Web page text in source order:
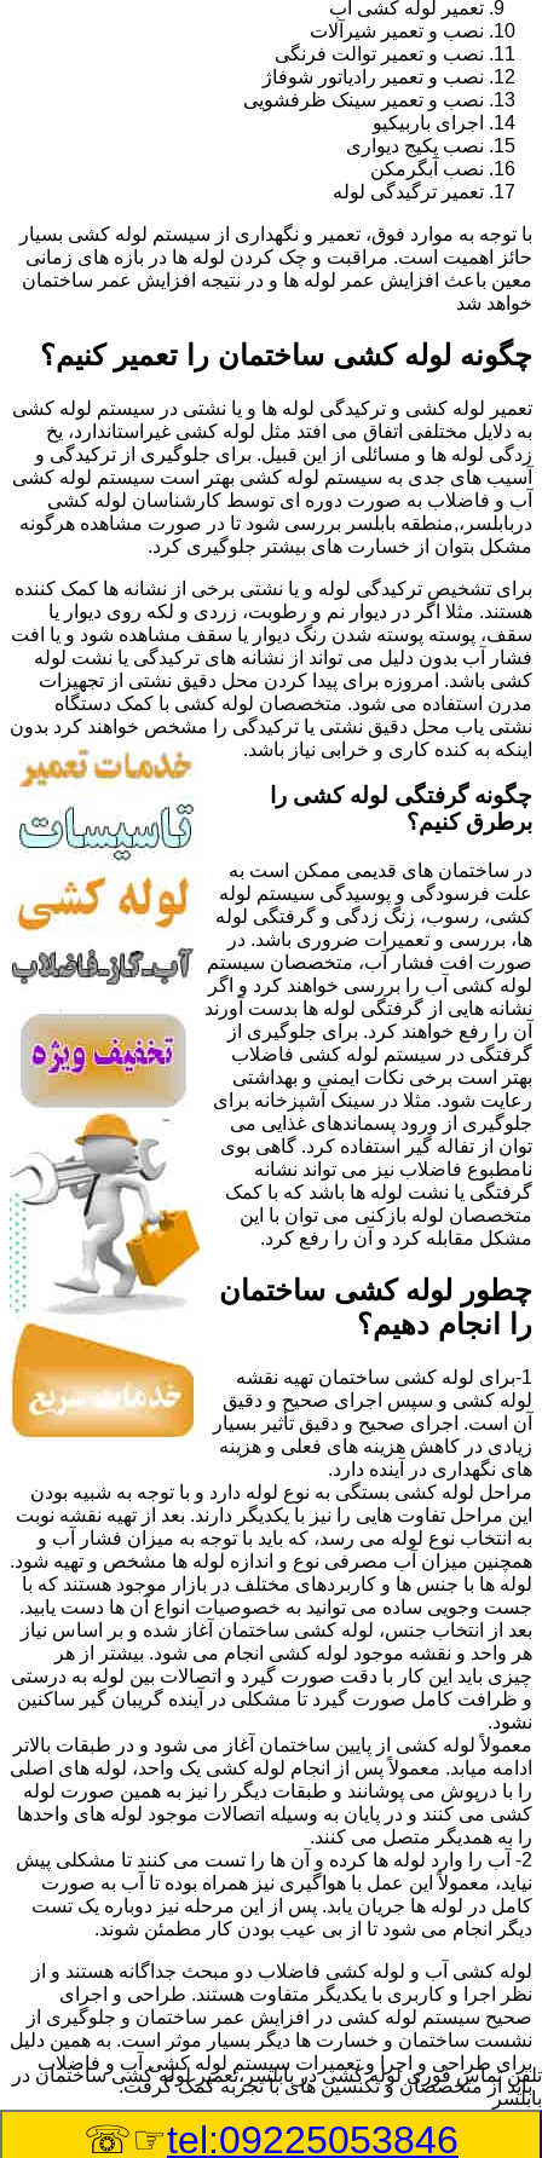
تعمیر لوله کشی آب
نصب و تعمیر شیرآلات
نصب و تعمیر توالت فرنگی
نصب و تعمیر رادیاتور شوفاژ
نصب و تعمیر سینک ظرفشویی
اجرای باربیکیو
نصب پکیج دیواری
نصب آبگرمکن
تعمیر ترگیدگی لوله
با توجه به موارد فوق، تعمیر و نگهداری از سیستم لوله کشی بسیار
حائز اهمیت است. مراقبت و چک کردن لوله ها در بازه های زمانی
معین باعث افزایش عمر لوله ها و در نتیجه افزایش عمر ساختمان
خواهد شد
چگونه لوله کشی ساختمان را تعمیر کنیم؟
تعمیر لوله کشی و ترکیدگی لوله ها و یا نشتی در سیستم لوله کشی
به دلایل مختلفی اتفاق می افتد مثل لوله کشی غیراستاندارد، یخ
زدگی لوله ها و مسائلی از این قبیل. برای جلوگیری از ترکیدگی و
آسیب های جدی به سیستم لوله کشی بهتر است سیستم لوله کشی
آب و فاضلاب به صورت دوره ای توسط کارشناسان لوله کشی
دربابلسر،,منطقه بابلسر بررسی شود تا در صورت مشاهده هرگونه
مشکل بتوان از خسارت های بیشتر جلوگیری کرد.
برای تشخیص ترکیدگی لوله و یا نشتی برخی از نشانه ها کمک کننده
هستند. مثلا اگر در دیوار نم و رطوبت، زردی و لکه روی دیوار یا
سقف، پوسته پوسته شدن رنگ دیوار یا سقف مشاهده شود و یا افت
فشار آب بدون دلیل می تواند از نشانه های ترکیدگی یا نشت لوله
کشی باشد. امروزه برای پیدا کردن محل دقیق نشتی از تجهیزات
مدرن استفاده می شود. متخصصان لوله کشی با کمک دستگاه
نشتی یاب محل دقیق نشتی یا ترکیدگی را مشخص خواهند کرد بدون
اینکه به کنده کاری و خرابی نیاز باشد.
چگونه گرفتگی لوله کشی را
برطرق کنیم؟
در ساختمان های قدیمی ممکن است به
علت فرسودگی و پوسیدگی سیستم لوله
کشی، رسوب، زنگ زدگی و گرفتگی لوله
ها، بررسی و تعمیرات ضروری باشد. در
صورت افت فشار آب، متخصصان سیستم
لوله کشی آب را بررسی خواهند کرد و اگر
نشانه هایی از گرفتگی لوله ها بدست آورند
آن را رفع خواهند کرد. برای جلوگیری از
گرفتگی در سیستم لوله کشی فاضلاب
بهتر است برخی نکات ایمنی و بهداشتی
رعایت شود. مثلا در سینک آشپزخانه برای
جلوگیری از ورود پسماندهای غذایی می
توان از تفاله گیر استفاده کرد. گاهی بوی
نامطبوع فاضلاب نیز می تواند نشانه
گرفتگی یا نشت لوله ها باشد که با کمک
متخصصان لوله بازکنی می توان با این
مشکل مقابله کرد و آن را رفع کرد.
چطور لوله کشی ساختمان
را انجام دهیم؟
1-برای لوله کشی ساختمان تهیه نقشه
لوله کشی و سپس اجرای صحیح و دقیق
آن است. اجرای صحیح و دقیق تأثیر بسیار
زیادی در کاهش هزینه های فعلی و هزینه
های نگهداری در آینده دارد.
مراحل لوله کشی بستگی به نوع لوله دارد و با توجه به شبیه بودن
این مراحل تفاوت هایی را نیز با یکدیگر دارند. بعد از تهیه نقشه نوبت
به انتخاب نوع لوله می رسد، که باید با توجه به میزان فشار آب و
همچنین میزان آب مصرفی نوع و اندازه لوله ها مشخص و تهیه شود.
لوله ها با جنس ها و کاربردهای مختلف در بازار موجود هستند که با
جست وجویی ساده می توانید به خصوصیات انواع آن ها دست یابید.
بعد از انتخاب جنس، لوله کشی ساختمان آغاز شده و بر اساس نیاز
هر واحد و نقشه موجود لوله کشی انجام می شود. بیشتر از هر
چیزی باید این کار با دقت صورت گیرد و اتصالات بین لوله به درستی
و ظرافت کامل صورت گیرد تا مشکلی در آینده گریبان گیر ساکنین
نشود.
معمولاً لوله کشی از پایین ساختمان آغاز می شود و در طبقات بالاتر
ادامه میابد. معمولاً پس از انجام لوله کشی یک واحد، لوله های اصلی
را با درپوش می پوشانند و طبقات دیگر را نیز به همین صورت لوله
کشی می کنند و در پایان به وسیله اتصالات موجود لوله های واحدها
را به همدیگر متصل می کنند.
2- آب را وارد لوله ها کرده و آن ها را تست می کنند تا مشکلی پیش
نیاید، معمولاً این عمل با هواگیری نیز همراه بوده تا آب به صورت
کامل در لوله ها جریان یابد. پس از این مرحله نیز دوباره یک تست
دیگر انجام می شود تا از بی عیب بودن کار مطمئن شوند.
لوله کشی آب و لوله کشی فاضلاب دو مبحث جداگانه هستند و از
نظر اجرا و کاربری با یکدیگر متفاوت هستند. طراحی و اجرای
صحیح سیستم لوله کشی در افزایش عمر ساختمان و جلوگیری از
نشست ساختمان و خسارت ها دیگر بسیار موثر است. به همین دلیل
برای طراحی و اجرا و تعمیرات سیستم لوله کشی آب و فاضلاب
باید از متخصصان و تکنسین های با تجربه کمک گرفت.
:Published Date
تلفن تماس فوریلوله کشی در بابلسر،تعمیر لوله کشی ساختمان در
بابلسر
tel:09225053846
☞☏